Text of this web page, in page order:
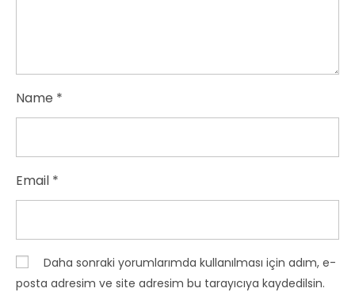
Name *
Email *
Daha sonraki yorumlarımda kullanılması için adım, e-
posta adresim ve site adresim bu tarayıcıya kaydedilsin.